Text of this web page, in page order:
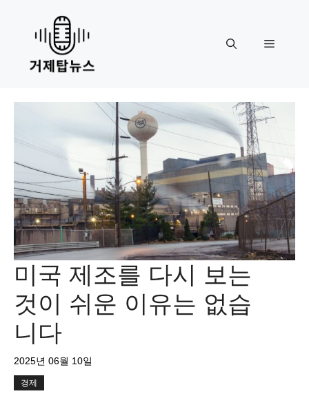
content
Menu
미국 제조를 다시 보는
것이 쉬운 이유는 없습
니다
2025년 06월 10일
경제